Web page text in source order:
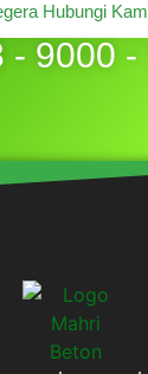
Hubungi
- 9000 -